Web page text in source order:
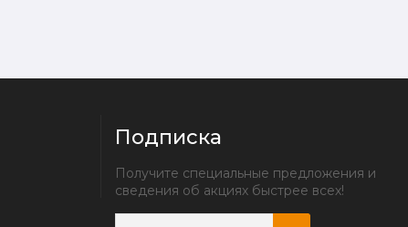
Подписка
Получите специальные предложения и
сведения об акциях быстрее всех!